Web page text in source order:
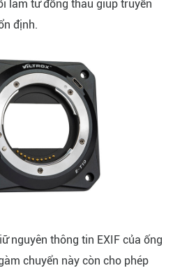
làm từ đồng thau giúp truyền
định.
nguyên thông tin EXIF của ống
chuyển này còn cho phép